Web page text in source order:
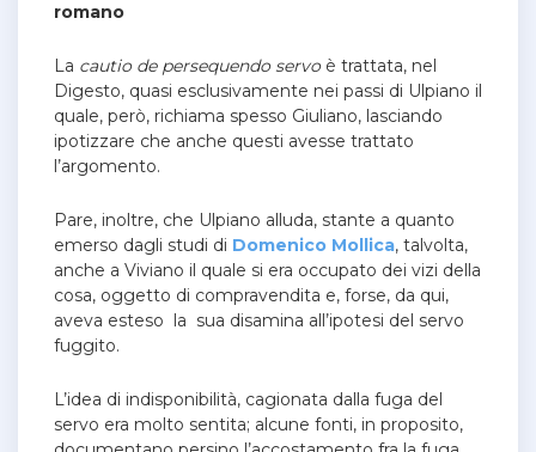
romano
La cautio de persequendo servo è trattata, nel
Digesto, quasi esclusivamente nei passi di Ulpiano il
quale, però, richiama spesso Giuliano, lasciando
ipotizzare che anche questi avesse trattato
l’argomento.
Pare, inoltre, che Ulpiano alluda, stante a quanto
emerso dagli studi di Domenico Mollica, talvolta,
anche a Viviano il quale si era occupato dei vizi della
cosa, oggetto di compravendita e, forse, da qui,
aveva esteso la sua disamina all’ipotesi del servo
fuggito.
L’idea di indisponibilità, cagionata dalla fuga del
servo era molto sentita; alcune fonti, in proposito,